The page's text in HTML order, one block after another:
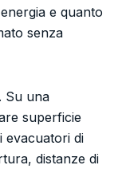
e quanto
senza
Su una
superficie
evacuatori di
distanze di